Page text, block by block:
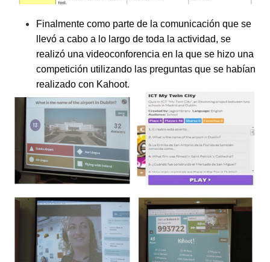
Finalmente como parte de la comunicación que se
llevó a cabo a lo largo de toda la actividad, se
realizó una videoconforencia en la que se hizo una
competición utilizando las preguntas que se habían
realizado con Kahoot.